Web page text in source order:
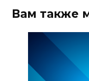
Вам также